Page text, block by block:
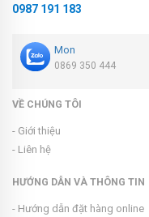
0987 191 183
Mon
0869 350 444
VỀ CHÚNG TÔI
- Giới thiệu
- Liên hệ
HƯỚNG DẪN VÀ THÔNG TIN
- Hướng dẫn đặt hàng online